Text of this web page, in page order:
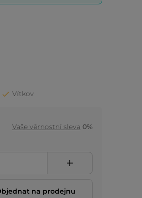
Vítkov
Vaše věrnostní sleva 0%
na prodejnu